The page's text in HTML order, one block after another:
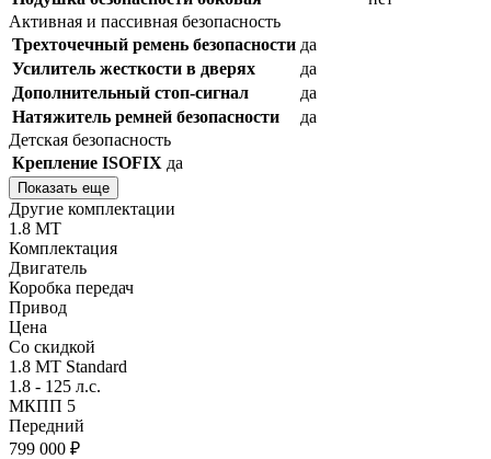
Активная и пассивная безопасность
Трехточечный ремень безопасности да
Усилитель жесткости в дверях
да
Дополнительный стоп-сигнал
да
Натяжитель ремней безопасности
да
Детская безопасность
Крепление ISOFIX да
Показать еще
Другие комплектации
1.8 MT
Комплектация
Двигатель
Коробка передач
Привод
Цена
Со скидкой
1.8 MT Standard
1.8 - 125 л.с.
МКПП 5
Передний
799 000 ₽